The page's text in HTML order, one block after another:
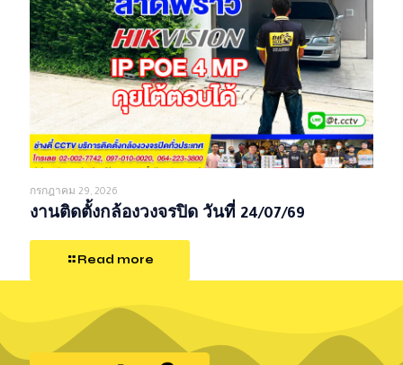
กรกฎาคม 29, 2026
งานติดตั้งกล้องวงจรปิด วันที่ 24/07/69
Read more